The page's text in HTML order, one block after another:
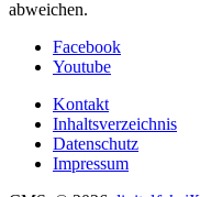
abweichen.
Facebook
Youtube
Kontakt
Inhaltsverzeichnis
Datenschutz
Impressum